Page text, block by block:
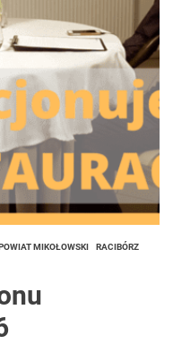
MIKOŁOWSKI RACIBÓRZ